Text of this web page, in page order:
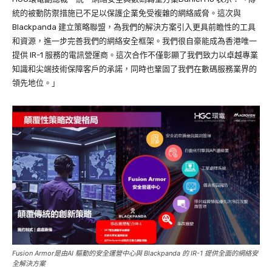
統的被動防禦措施已不足以保護企業免受複雜的網絡威脅。這次與
Blackpanda 建立策略聯盟，為我們的解決方案引入更具前瞻性的工具
和資源，進一步完善我們的網絡安全框架。我們很自豪能成為香港唯一
提供 IR-1 服務的電訊營運商。這次合作不僅彰顯了我們致力以卓越專業
知識和尖端技術保障客戶的承諾，同時也鞏固了我們在數碼服務業界的
領先地位。」
Fusion Armor是由AI 驅動的安全運營中心與 Blackpanda 的 IR-1 提供全面的網絡安
全解決方案